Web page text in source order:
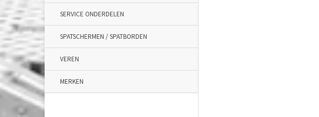
SERVICE ONDERDELEN
SPATSCHERMEN / SPATBORDEN
VEREN
MERKEN